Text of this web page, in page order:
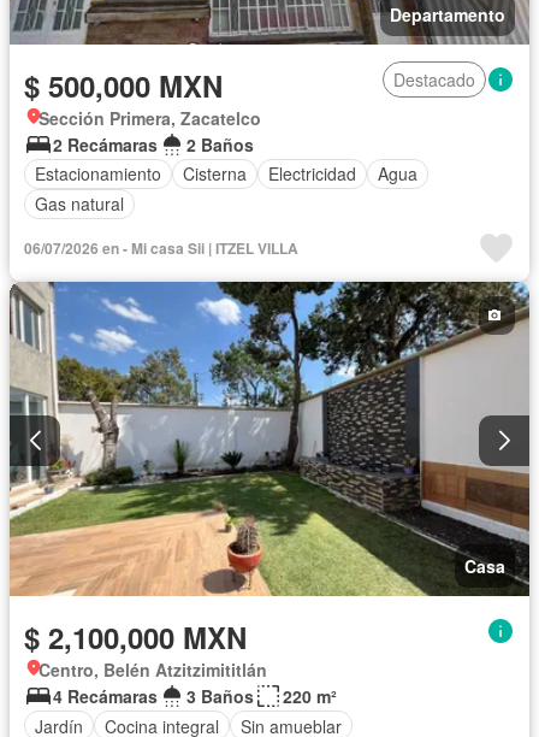
Departamento
$ 500,000 MXN
Destacado
Sección Primera, Zacatelco
2 Recámaras
2 Baños
Estacionamiento
Cisterna Electricidad
Agua
Gas natural
06/07/2026 en - Mi casa Sii | ITZEL VILLA
Casa
$ 2,100,000 MXN
Centro, Belén Atzitzimititlán
4 Recámaras
3 Baños
220 m²
Jardín
Cocina integral Sin amueblar